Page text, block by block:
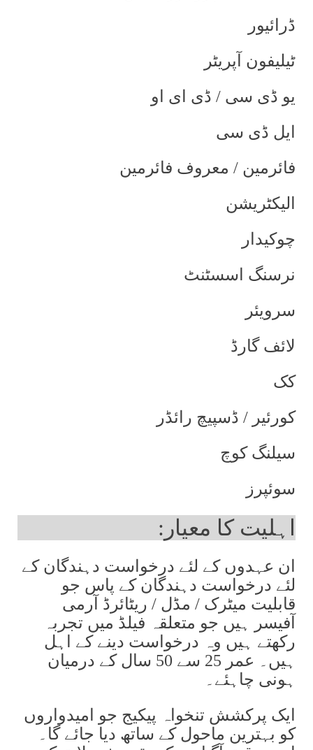
ڈرائیور
ٹیلیفون آپریٹر
یو ڈی سی / ڈی ای او
ایل ڈی سی
فائرمین / معروف فائرمین
الیکٹریشن
چوکیدار
نرسنگ اسسٹنٹ
سرویئر
لائف گارڈ
کک
کورئیر / ڈسپیچ رائڈر
سیلنگ کوچ
سوئپرز
اہلیت کا معیار:
ان عہدوں کے لئے درخواست دہندگان کے
لئے درخواست دہندگان کے پاس جو
قابلیت میٹرک / مڈل / ریٹائرڈ آرمی
آفیسر ہیں جو متعلقہ فیلڈ میں تجربہ
رکھتے ہیں وہ درخواست دینے کے اہل
ہیں۔ عمر 25 سے 50 سال کے درمیان
ہونی چاہئے۔
ایک پرکشش تنخواہ پیکیج جو امیدواروں
کو بہترین ماحول کے ساتھ دیا جائے گا۔